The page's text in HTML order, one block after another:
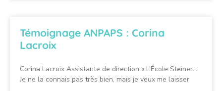
Témoignage ANPAPS : Corina
Lacroix
Corina Lacroix Assistante de direction « L’École Steiner…
Je ne la connais pas très bien, mais je veux me laisser